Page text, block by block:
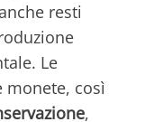
resti
Le
monete, così
,